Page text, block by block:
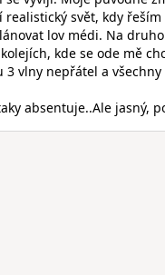
svět, kdy
lov médi. Na
kde se ode mě
vlny nepřátel a všechny
absentuje..Ale jasný,